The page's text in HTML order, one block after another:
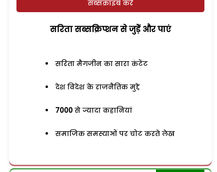
सब्सक्राइब करें
सरिता सब्सक्रिप्शन से जुड़ेें और पाएं
सरिता मैगजीन का सारा कंटेंट
देश विदेश के राजनैतिक मुद्दे
7000 से ज्यादा कहानियां
समाजिक समस्याओं पर चोट करते लेख